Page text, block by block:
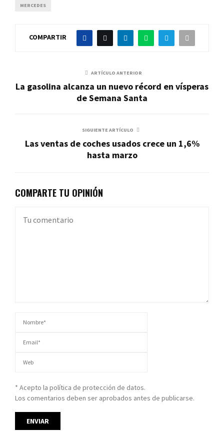
MERCEDES
COMPARTIR
ARTÍCULO ANTERIOR
La gasolina alcanza un nuevo récord en vísperas
de Semana Santa
SIGUIENTE ARTÍCULO
Las ventas de coches usados crece un 1,6%
hasta marzo
COMPARTE TU OPINIÓN
* Acepto la política de protección de datos.
Los comentarios deben ser aprobados antes de publicarse.